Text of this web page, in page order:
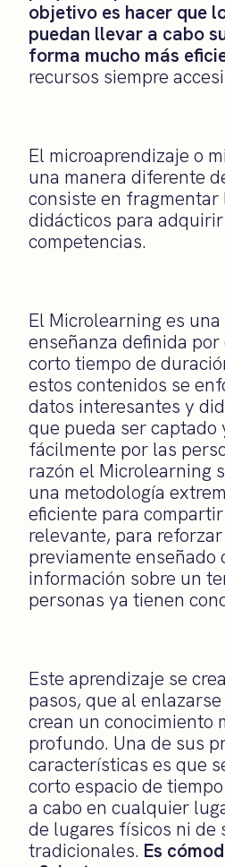
objetivo es hacer que
puedan llevar a cabo
forma mucho más
recursos siempre
El microaprendizaje o
una manera diferente
consiste en fragmentar
didácticos para
competencias.
El Microlearning es
enseñanza definida
corto tiempo de
estos contenidos se
datos interesantes y
que pueda ser captado
fácilmente por las
razón el Microlearning
una metodología
eficiente para
relevante, para
previamente enseñado
información sobre un
personas ya tienen
Este aprendizaje se
pasos, que al
crean un conocimiento
profundo. Una de sus
características es que
corto espacio de
a cabo en cualquier
de lugares físicos ni de
tradicionales. Es